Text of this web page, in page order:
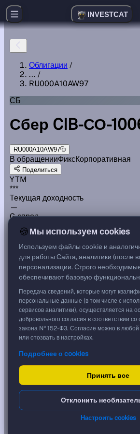
INVESTCAT
Облигации /
... /
RU000A10AW97
СБ
Сбер CIB-СО-
RU000A10AW97
В обращенииФиксКорпоративная
Поделиться
YTM
***
Текущая доходность
—
G спред
Цена
89,99 %
899,90 ₽
Срок, лет
1,50
Дюрация, лет
1,50
Рейтинг
Тип
Корпоративная
Фикс
Доходность и цена
YTM эффективная
07.02.2028
🍪Мы используем cookies
Используем файлы cookie и
для работы Сайта, аналитики (после
персонализации. Строго
обеспечивают базовую
Передача сведений, которые могут
персональные данные (в том числе с
сервисов аналитики), осуществляется на
добровольного согласия в соответствии
закона № 152-ФЗ. Согласие можно в любой
или отозвать в настройках.
Подробнее о cookies
Принять все
Отклонить
Настроить cookies